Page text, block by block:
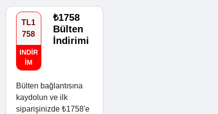
TL1
758
INDIR
IM
₺1758
Bülten
İndirimi
Bülten bağlantısına
kaydolun ve ilk
siparişinizde ₺1758'e